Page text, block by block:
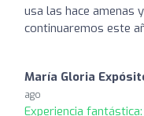
usa las hace amenas
continuaremos este
María Gloria
ago
Experiencia fantástica: